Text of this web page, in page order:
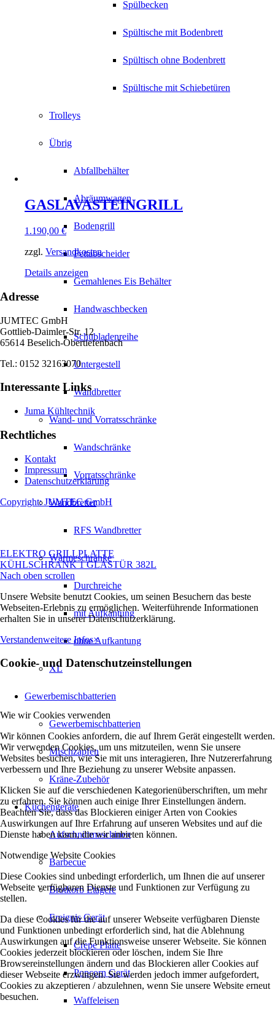
Spülbecken
Spültische mit Bodenbrett
Spültisch ohne Bodenbrett
Spültische mit Schiebetüren
Trolleys
Übrig
Abfallbehälter
Abräumwagen
Bodengrill
Fettabscheider
Gemahlenes Eis Behälter
Handwaschbecken
Schubladenreihe
Untergestell
Wandbretter
Wand- und Vorratsschränke
Wandschränke
Vorratsschränke
Wandbretter
RFS Wandbretter
Wärmeschränke
Durchreiche
mit Aufkantung
ohne Aufkantung
XL
Gewerbemischbatterien
Gewerbemischbatterien
Mischzapfen
Kräne-Zubehör
Küchengeräte
Aufschnittmaschinen
Barbecue
Brotkorb Etagère
Ereignis Gerät
Crepe Platte
Popcorn Gerät
Waffeleisen
GASLAVASTEINGRILL
1.190,00 €
zzgl. Versandkosten
Details anzeigen
Adresse
JUMTEC GmbH
Gottlieb-Daimler-Str. 12
65614 Beselich-Obertiefenbach
Tel.: 0152 32163070
Interessante Links
Juma Kühltechnik
Rechtliches
Kontakt
Impressum
Datenschutzerklärung
Copyright: JUMTEC GmbH
ELEKTRO GRILLPLATTE
KÜHLSCHRANK 1 GLASTÜR 382L
Nach oben scrollen
Unsere Website benutzt Cookies, um seinen Besuchern das beste
Webseiten-Erlebnis zu ermöglichen. Weiterführende Informationen
erhalten Sie in unserer Datenschutzerklärung.
Verstandenweitere Infos×
Cookie- und Datenschutzeinstellungen
Wie wir Cookies verwenden
Wir können Cookies anfordern, die auf Ihrem Gerät eingestellt werden.
Wir verwenden Cookies, um uns mitzuteilen, wenn Sie unsere
Websites besuchen, wie Sie mit uns interagieren, Ihre Nutzererfahrung
verbessern und Ihre Beziehung zu unserer Website anpassen.
Klicken Sie auf die verschiedenen Kategorienüberschriften, um mehr
zu erfahren. Sie können auch einige Ihrer Einstellungen ändern.
Beachten Sie, dass das Blockieren einiger Arten von Cookies
Auswirkungen auf Ihre Erfahrung auf unseren Websites und auf die
Dienste haben kann, die wir anbieten können.
Notwendige Website Cookies
Diese Cookies sind unbedingt erforderlich, um Ihnen die auf unserer
Webseite verfügbaren Dienste und Funktionen zur Verfügung zu
stellen.
Da diese Cookies für die auf unserer Webseite verfügbaren Dienste
und Funktionen unbedingt erforderlich sind, hat die Ablehnung
Auswirkungen auf die Funktionsweise unserer Webseite. Sie können
Cookies jederzeit blockieren oder löschen, indem Sie Ihre
Browsereinstellungen ändern und das Blockieren aller Cookies auf
dieser Webseite erzwingen. Sie werden jedoch immer aufgefordert,
Cookies zu akzeptieren / abzulehnen, wenn Sie unsere Website erneut
besuchen.